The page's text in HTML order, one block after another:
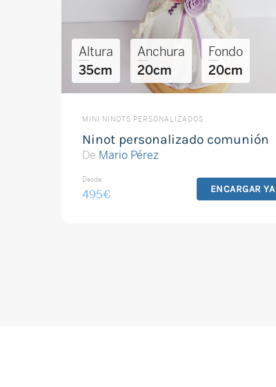
Altura
35cm
Anchura
20cm
Fondo
20cm
MINI NINOTS PERSONALIZADOS
Ninot personalizado comunión
De Mario Pérez
Desde:
495€ ENCARGAR YA